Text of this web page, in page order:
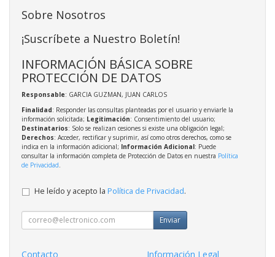
Sobre Nosotros
¡Suscríbete a Nuestro Boletín!
INFORMACIÓN BÁSICA SOBRE
PROTECCIÓN DE DATOS
Responsable: GARCIA GUZMAN, JUAN CARLOS
Finalidad: Responder las consultas planteadas por el usuario y enviarle la
información solicitada; Legitimación: Consentimiento del usuario;
Destinatarios: Solo se realizan cesiones si existe una obligación legal;
Derechos: Acceder, rectificar y suprimir, así como otros derechos, como se
indica en la información adicional; Información Adicional: Puede
consultar la información completa de Protección de Datos en nuestra Política
de Privacidad
He leído y acepto la Política de Privacidad.
Enviar
Contacto Información Legal